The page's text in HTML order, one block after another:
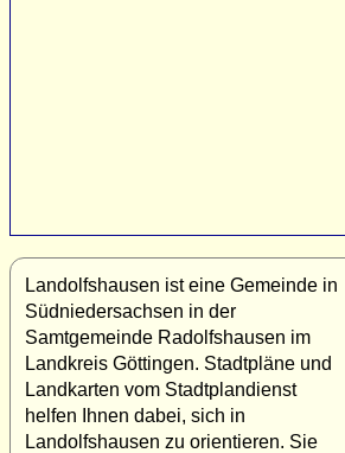
Landolfshausen ist eine Gemeinde in
Südniedersachsen in der
Samtgemeinde Radolfshausen im
Landkreis Göttingen. Stadtpläne und
Landkarten vom Stadtplandienst
helfen Ihnen dabei, sich in
Landolfshausen zu orientieren. Sie